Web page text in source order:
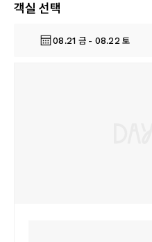
객실 선택
08.21 금 - 08.22 토